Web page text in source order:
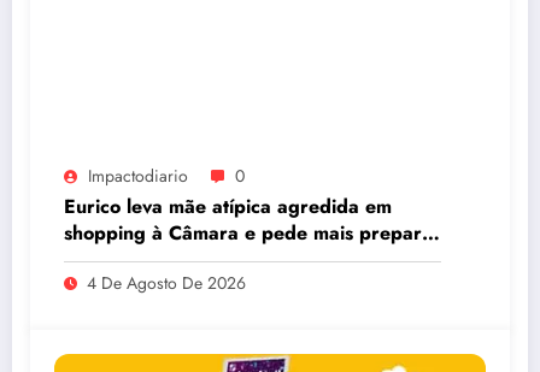
Impactodiario 0
Eurico leva mãe atípica agredida em
shopping à Câmara e pede mais preparo
dos estabelecimentos para acolher
autistas
4 De Agosto De 2026